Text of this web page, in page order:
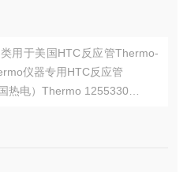
用于美国HTC反应管Thermo-
仪器专用HTC反应管
热电）Thermo 1255330
品都是高质量高性价的，适用